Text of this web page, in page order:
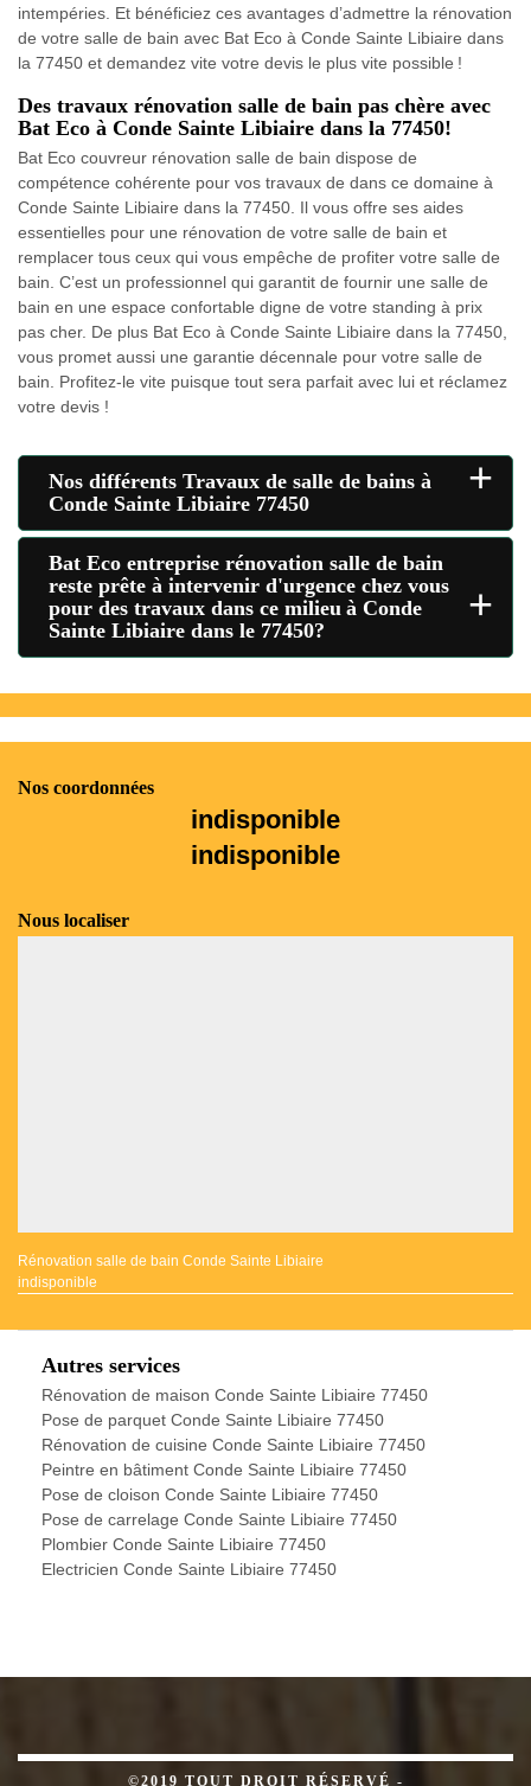
intempéries. Et bénéficiez ces avantages d’admettre la rénovation
de votre salle de bain avec Bat Eco à Conde Sainte Libiaire dans
la 77450 et demandez vite votre devis le plus vite possible !
Des travaux rénovation salle de bain pas chère avec
Bat Eco à Conde Sainte Libiaire dans la 77450!
Bat Eco couvreur rénovation salle de bain dispose de
compétence cohérente pour vos travaux de dans ce domaine à
Conde Sainte Libiaire dans la 77450. Il vous offre ses aides
essentielles pour une rénovation de votre salle de bain et
remplacer tous ceux qui vous empêche de profiter votre salle de
bain. C’est un professionnel qui garantit de fournir une salle de
bain en une espace confortable digne de votre standing à prix
pas cher. De plus Bat Eco à Conde Sainte Libiaire dans la 77450,
vous promet aussi une garantie décennale pour votre salle de
bain. Profitez-le vite puisque tout sera parfait avec lui et réclamez
votre devis !
Nos différents Travaux de salle de bains à
Conde Sainte Libiaire 77450
+
Bat Eco entreprise rénovation salle de bain
reste prête à intervenir d'urgence chez vous
pour des travaux dans ce milieu à Conde
Sainte Libiaire dans le 77450?
+
Nos coordonnées
indisponible
indisponible
Nous localiser
Rénovation salle de bain Conde Sainte Libiaire
indisponible
Autres services
Rénovation de maison Conde Sainte Libiaire 77450
Pose de parquet Conde Sainte Libiaire 77450
Rénovation de cuisine Conde Sainte Libiaire 77450
Peintre en bâtiment Conde Sainte Libiaire 77450
Pose de cloison Conde Sainte Libiaire 77450
Pose de carrelage Conde Sainte Libiaire 77450
Plombier Conde Sainte Libiaire 77450
Electricien Conde Sainte Libiaire 77450
©2019 TOUT DROIT RÉSERVÉ -